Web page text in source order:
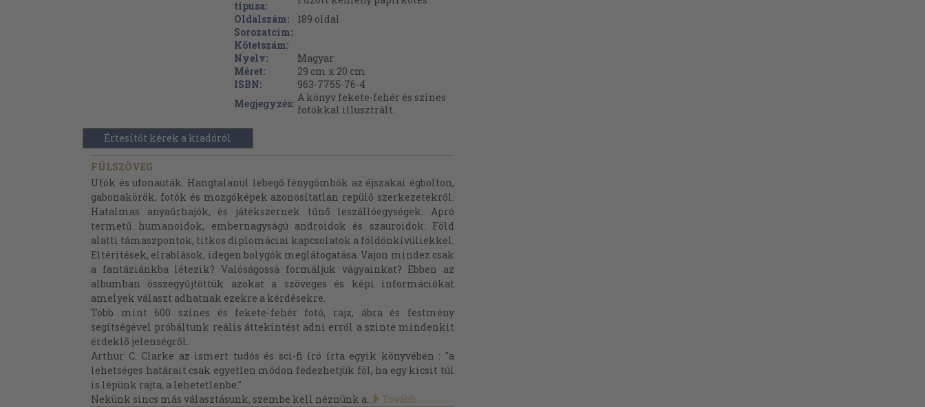
típusa:
Oldalszám:
189 oldal
Sorozatcím:
Kötetszám:
Nyelv:
Magyar
Méret:
29 cm x 20 cm
ISBN:
963-7755-76-4
Megjegyzés: A könyv fekete-fehér és színes
fotókkal illusztrált.
Értesítőt kérek a kiadóról
FÜLSZÖVEG
Ufók és ufonauták. Hangtalanul lebegő fénygömbök az éjszakai égbolton,
gabonakörök, fotók és mozgóképek azonosítatlan repülő szerkezetekről.
Hatalmas anyaűrhajók, és játékszernek tűnő leszállóegységek. Apró
termetű humanoidok, embernagyságú androidok és szauroidok. Föld
alatti támaszpontok, titkos diplomáciai kapcsolatok a földönkívüliekkel.
Eltérítések, elrablások, idegen bolygók meglátogatása. Vajon mindez csak
a fantáziánkba létezik? Valóságossá formáljuk vágyainkat? Ebben az
albumban összegyűjtöttük azokat a szöveges és képi információkat
amelyek választ adhatnak ezekre a kérdésekre.
Több mint 600 színes és fekete-fehér fotó, rajz, ábra és festmény
segítségével próbáltunk reális áttekintést adni erről a szinte mindenkit
érdeklő jelenségről.
Arthur C. Clarke az ismert tudós és sci-fi író írta egyik könyvében : "a
lehetséges határait csak egyetlen módon fedezhetjük föl, ha egy kicsit túl
is lépünk rajta, a lehetetlenbe."
Nekünk sincs más választásunk, szembe kell néznünk a...
Tovább